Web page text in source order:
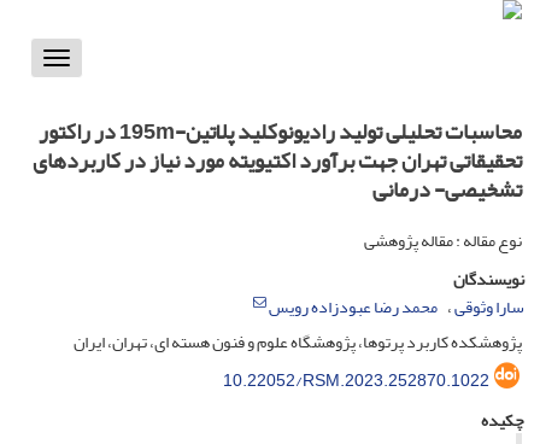
Toggle
محاسبات تحلیلی تولید رادیونوکلید پلاتین-195m در راکتور
تحقیقاتی تهران جهت برآورد اکتیویته مورد نیاز در کاربردهای
تشخیصی- درمانی
نوع مقاله : مقاله پژوهشی
نویسندگان
سارا وثوقی محمد رضا عبودزاده رویس
پژوهشکده کاربرد پرتوها، پژوهشگاه علوم و فنون هسته ای، تهران، ایران
10.22052/RSM.2023.252870.1022
چکیده